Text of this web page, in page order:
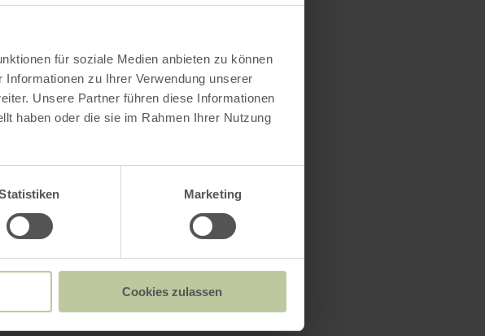
für soziale Medien anbieten zu können
zu Ihrer Verwendung unserer
Unsere Partner führen diese Informationen
haben oder die sie im Rahmen Ihrer Nutzung
Marketing
Cookies zulassen